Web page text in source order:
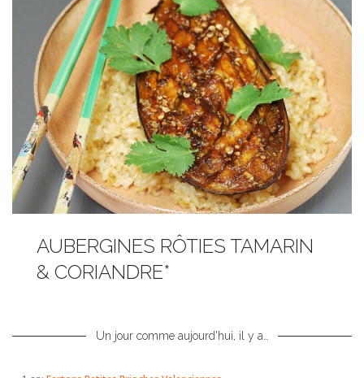
AUBERGINES RÔTIES TAMARIN
& CORIANDRE*
Un jour comme aujourd'hui, il y a…